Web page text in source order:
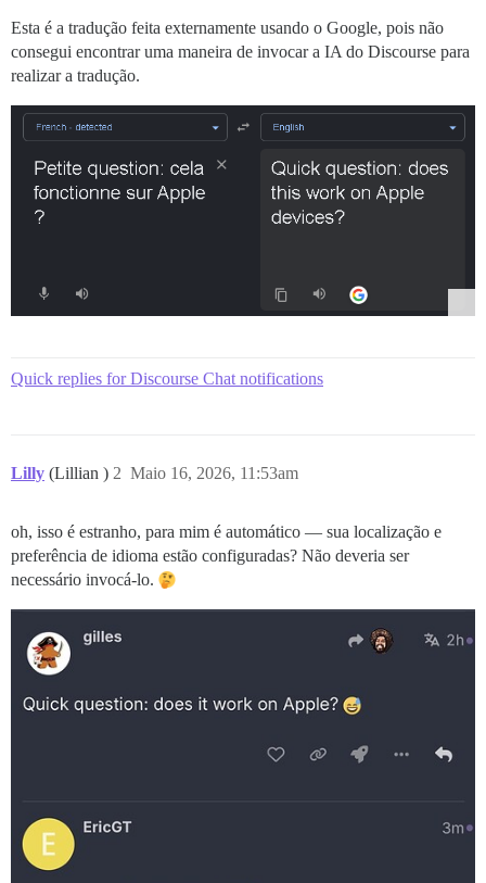
Esta é a tradução feita externamente usando o Google, pois não
consegui encontrar uma maneira de invocar a IA do Discourse para
realizar a tradução.
Quick replies for Discourse Chat notifications
Lilly (Lillian ) Maio 16, 2026, 11:53am
2
oh, isso é estranho, para mim é automático — sua localização e
preferência de idioma estão configuradas? Não deveria ser
necessário invocá-lo.